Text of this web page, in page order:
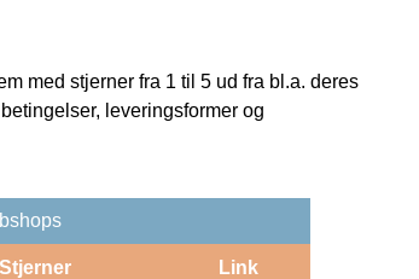
med stjerner fra 1 til 5 ud fra bl.a. deres
leveringsformer og
Stjerner Link